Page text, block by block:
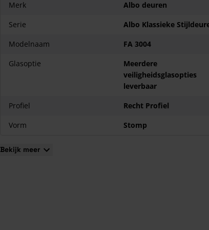
Het is mogelijk om tegen meerprijs het glas te laten plaatsen
deze zijn uitgesloten van herroepingsrecht en retourname.
Merk
Albo deuren
Serie
Albo Klassieke
Modelnaam
FA 3004
Glasoptie
Meerdere
veiligheidsglasopties
leverbaar
Profiel
Recht Profiel
Vorm
Stomp
Bekijk meer